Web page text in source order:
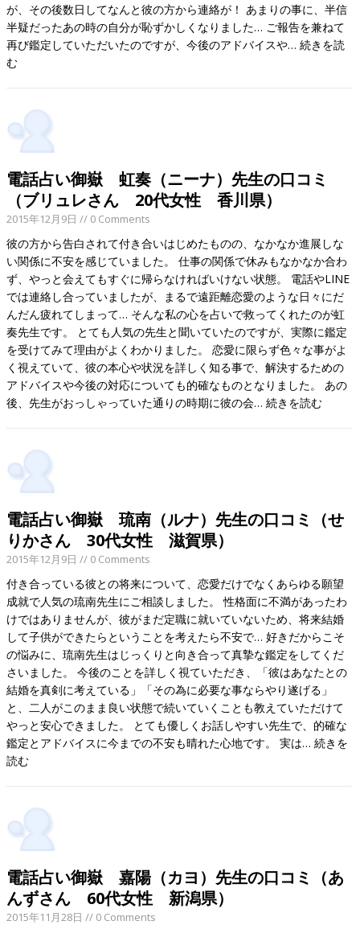
が、その後数日してなんと彼の方から連絡が！ あまりの事に、半信
半疑だったあの時の自分が恥ずかしくなりました… ご報告を兼ねて
再び鑑定していただいたのですが、今後のアドバイスや…続きを読
む
電話占い御嶽 虹奏（ニーナ）先生の口コミ
（ブリュレさん 20代女性 香川県）
2015年12月9日 // 0 Comments
彼の方から告白されて付き合いはじめたものの、なかなか進展しな
い関係に不安を感じていました。 仕事の関係で休みもなかなか合わ
ず、やっと会えてもすぐに帰らなければいけない状態。 電話やLINE
では連絡し合っていましたが、まるで遠距離恋愛のような日々にだ
んだん疲れてしまって… そんな私の心を占いで救ってくれたのが虹
奏先生です。 とても人気の先生と聞いていたのですが、実際に鑑定
を受けてみて理由がよくわかりました。 恋愛に限らず色々な事がよ
く視えていて、彼の本心や状況を詳しく知る事で、解決するための
アドバイスや今後の対応についても的確なものとなりました。 あの
後、先生がおっしゃっていた通りの時期に彼の会…続きを読む
電話占い御嶽 琉南（ルナ）先生の口コミ（せ
りかさん 30代女性 滋賀県）
2015年12月9日 // 0 Comments
付き合っている彼との将来について、恋愛だけでなくあらゆる願望
成就で人気の琉南先生にご相談しました。 性格面に不満があったわ
けではありませんが、彼がまだ定職に就いていないため、将来結婚
して子供ができたらということを考えたら不安で… 好きだからこそ
の悩みに、琉南先生はじっくりと向き合って真摯な鑑定をしてくだ
さいました。 今後のことを詳しく視ていただき、「彼はあなたとの
結婚を真剣に考えている」「その為に必要な事ならやり遂げる」
と、二人がこのまま良い状態で続いていくことも教えていただけて
やっと安心できました。 とても優しくお話しやすい先生で、的確な
鑑定とアドバイスに今までの不安も晴れた心地です。 実は…続きを
読む
電話占い御嶽 嘉陽（カヨ）先生の口コミ（あ
んずさん 60代女性 新潟県）
2015年11月28日 // 0 Comments